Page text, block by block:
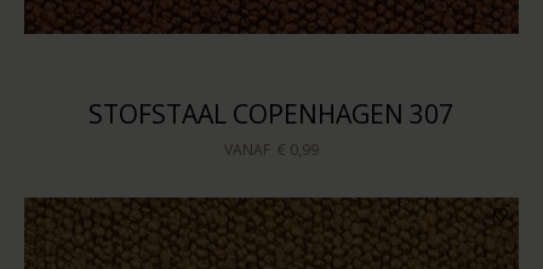
STOFSTAAL COPENHAGEN 307
VANAF € 0,99